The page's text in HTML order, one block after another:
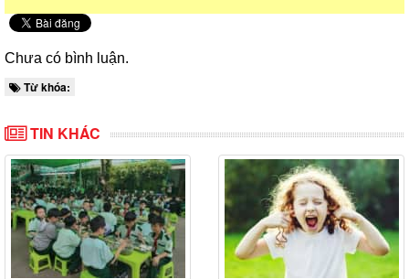
Chưa có bình luận.
Từ khóa:
TIN KHÁC